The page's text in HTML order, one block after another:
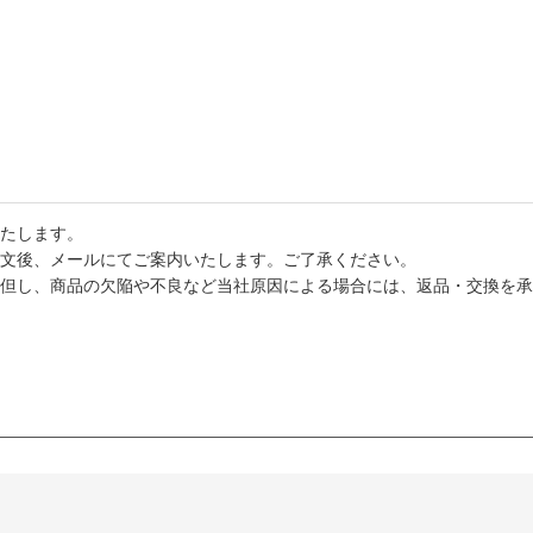
します。
後、メールにてご案内いたします。ご了承ください。
し、商品の欠陥や不良など当社原因による場合には、返品・交換を